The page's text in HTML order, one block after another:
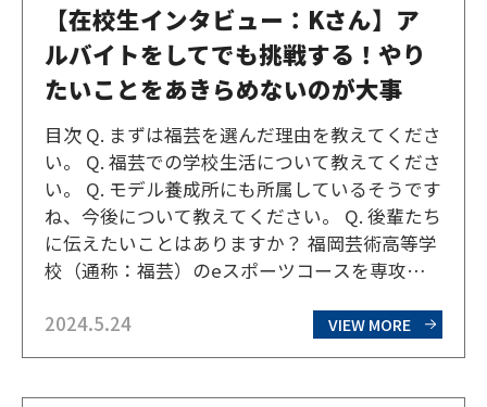
【在校生インタビュー：Kさん】ア
ルバイトをしてでも挑戦する！やり
たいことをあきらめないのが大事
目次 Q. まずは福芸を選んだ理由を教えてくださ
い。 Q. 福芸での学校生活について教えてくださ
い。 Q. モデル養成所にも所属しているそうです
ね、今後について教えてください。 Q. 後輩たち
に伝えたいことはありますか？ 福岡芸術高等学
校（通称：福芸）のeスポーツコースを専攻し
むかたわら、モデル養成所にも所属していると
いう。高校生活や今後の展望について伺…
2024.5.24 VIEW MORE